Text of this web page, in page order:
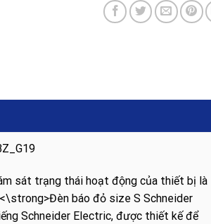
sát trạng thái hoạt động của thiết bị là
báo đỏ size S Schneider
Schneider Electric, được thiết kế để